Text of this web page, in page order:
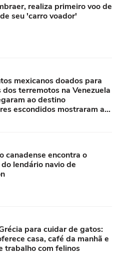
realiza primeiro voo de
seu 'carro voador'
mexicanos doados para
dos terremotos na Venezuela
ao destino
escondidos mostraram a
canadense encontra o
lendário navio de
para cuidar de gatos:
casa, café da manhã e
trabalho com felinos